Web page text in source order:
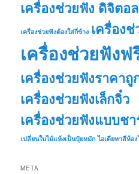
เครื่องช่วยฟัง ดิจิตอล
เครื่องช่วยฟังต้องใส่กี่ข้าง เครื่อง
เครื่องช่วยฟังฟ
เครื่องช่วยฟังราคาถู
เครื่องช่วยฟังเล็กจิ๋ว
เครื่องช่วยฟังแบบชา
เปลี่ยนใบไม้แห้งเป็นปุ๋ยหมัก ไอเดียทาสีห้อ
META